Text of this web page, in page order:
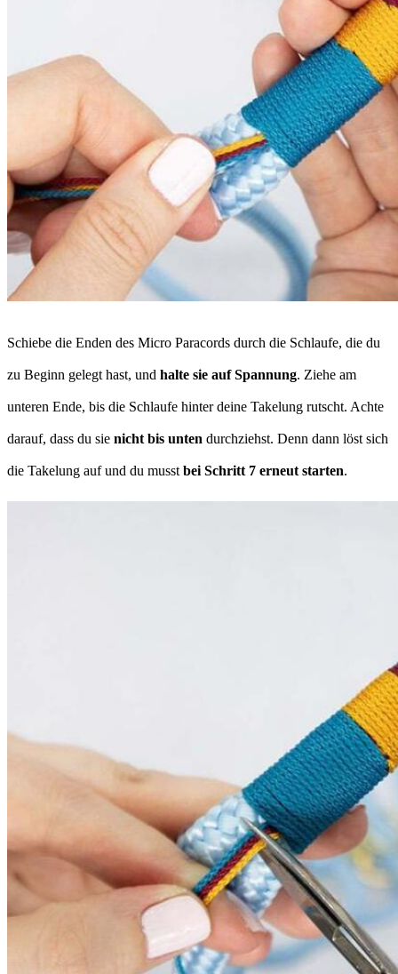
Schiebe die Enden des Micro Paracords durch die Schlaufe, die du
zu Beginn gelegt hast, und halte sie auf Spannung. Ziehe am
unteren Ende, bis die Schlaufe hinter deine Takelung rutscht. Achte
darauf, dass du sie nicht bis unten durchziehst. Denn dann löst sich
die Takelung auf und du musst bei Schritt 7 erneut starten.